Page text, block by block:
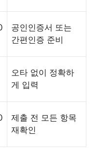
공인인증서 또는
간편인증 준비
오타 없이 정확하
게 입력
제출 전 모든 항목
재확인